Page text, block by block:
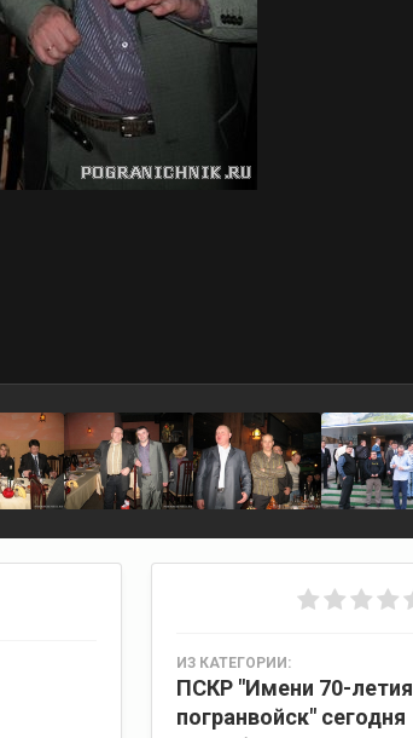
ИЗ КАТЕГОРИИ:
ПСКР "Имени 70-летия
погранвойск" сегодня